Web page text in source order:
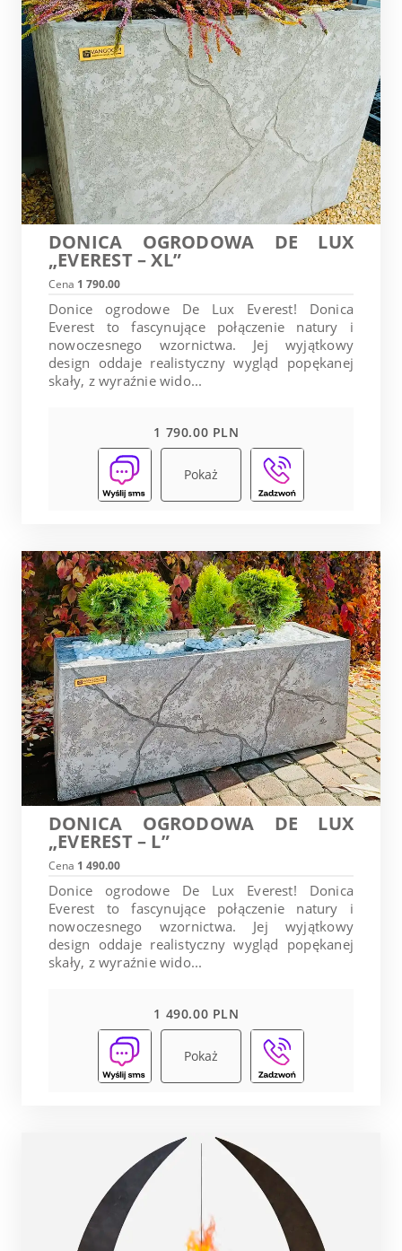
DONICA OGRODOWA DE LUX
„EVEREST – XL”
Cena 1 790.00
Donice ogrodowe De Lux Everest! Donica
Everest to fascynujące połączenie natury i
nowoczesnego wzornictwa. Jej wyjątkowy
design oddaje realistyczny wygląd popękanej
skały, z wyraźnie wido...
1 790.00 PLN
Pokaż
DONICA OGRODOWA DE LUX
„EVEREST – L”
Cena 1 490.00
Donice ogrodowe De Lux Everest! Donica
Everest to fascynujące połączenie natury i
nowoczesnego wzornictwa. Jej wyjątkowy
design oddaje realistyczny wygląd popękanej
skały, z wyraźnie wido...
1 490.00 PLN
Pokaż